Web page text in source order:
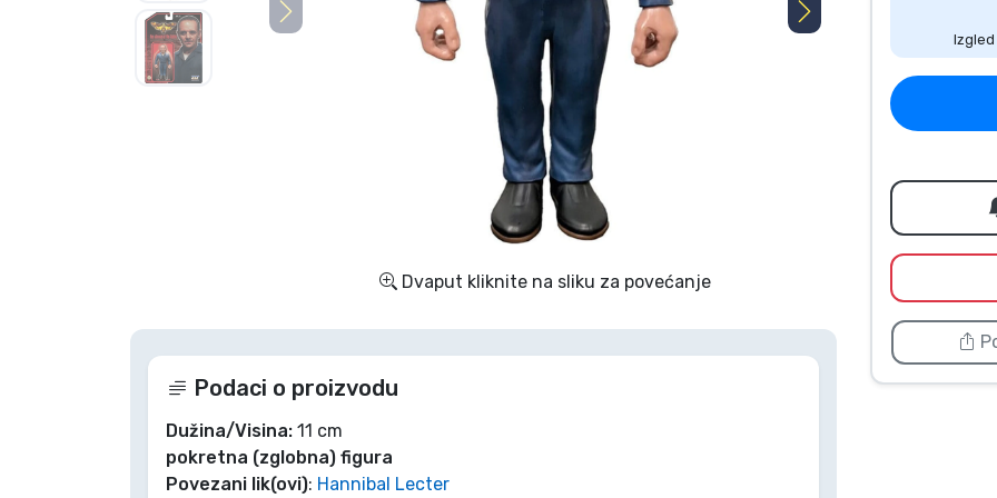
Dvaput kliknite na sliku za povećanje
Podaci o proizvodu
Dužina/Visina: 11 cm
pokretna (zglobna) figura
Povezani lik(ovi): Hannibal Lecter
TV serija proizvodi
Sportski proizvodi
Glazbeni proizvodi
Vrste proizvoda